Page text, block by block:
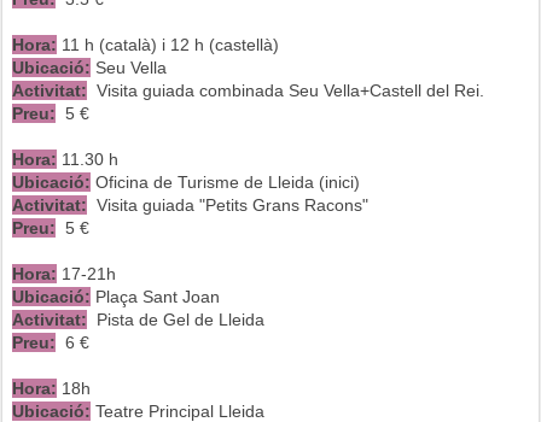
Hora: 11 h (català) i 12 h (castellà)
Ubicació: Seu Vella
Activitat: Visita guiada combinada Seu Vella+Castell del Rei.
Preu: 5 €
Hora: 11.30 h
Ubicació: Oficina de Turisme de Lleida (inici)
Activitat: Visita guiada "Petits Grans Racons"
Preu: 5 €
Hora: 17-21h
Ubicació: Plaça Sant Joan
Activitat: Pista de Gel de Lleida
Preu: 6 €
Hora: 18h
Ubicació: Teatre Principal Lleida